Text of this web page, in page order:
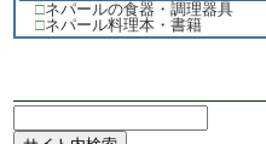
□ネパールの食器・調理器具
□ネパール料理本・書籍